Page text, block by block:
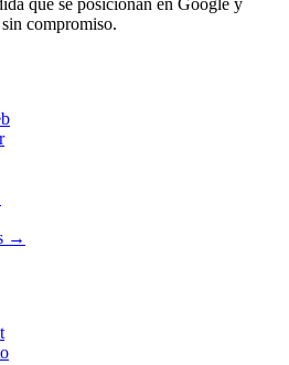
que se posicionan en Google y
compromiso.
→